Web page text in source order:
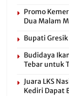
Promo
Dua Malam
Bupati
Budidaya
Tebar untuk
Juara LKS
Kediri Dapat